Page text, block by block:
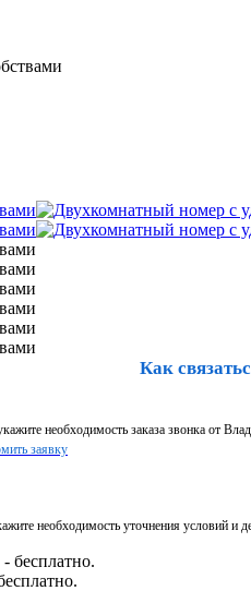
Как
необходимость заказа звонка от
заявку
необходимость уточнения условий и